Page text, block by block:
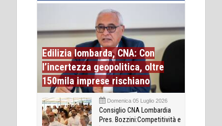
Edilizia lombarda, CNA: Con
l’incertezza geopolitica, oltre
150mila imprese rischiano
Domenica 05 Luglio 2026
Consiglio CNA Lombardia
Pres. Bozzini:Competitività e